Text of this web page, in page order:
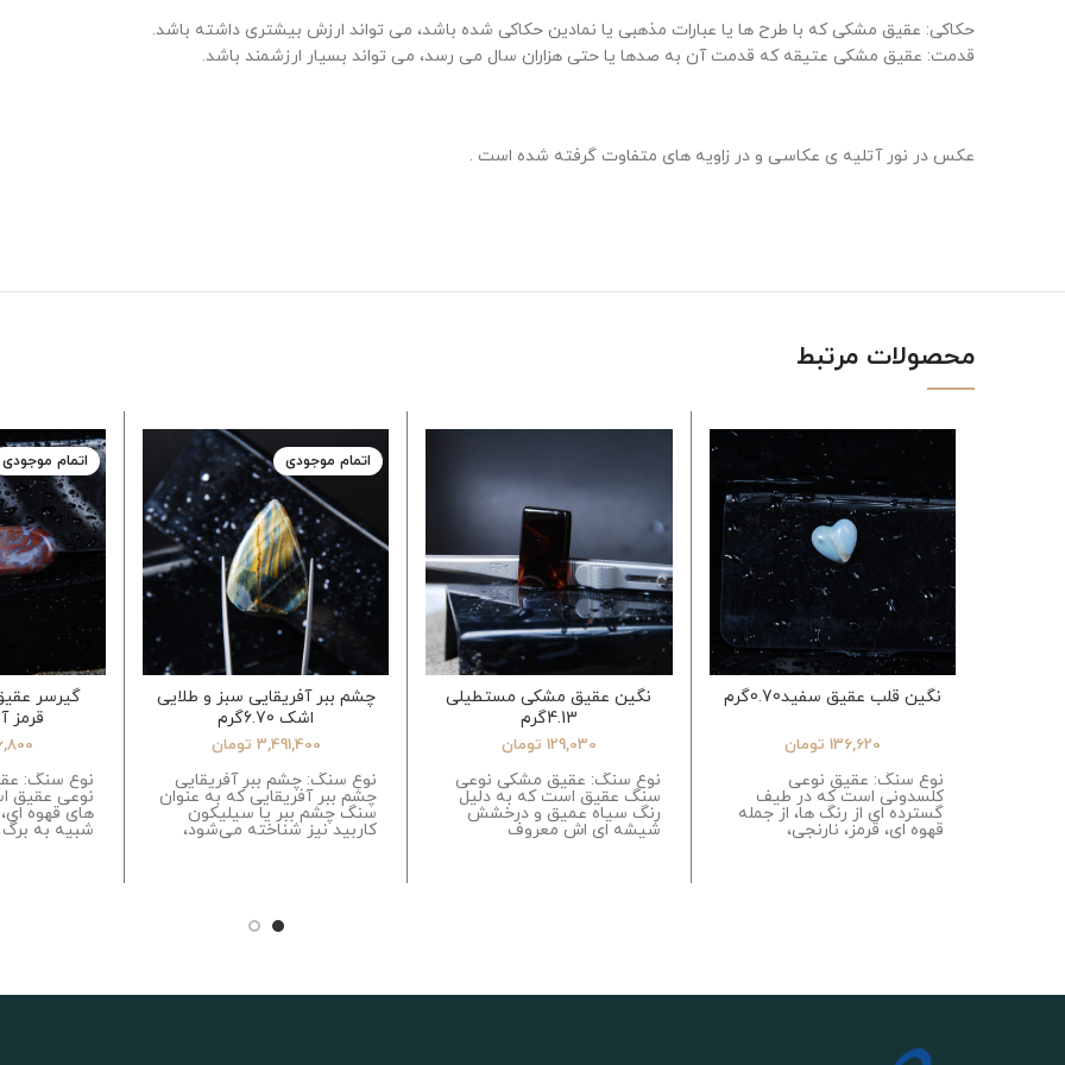
حکاکی: عقیق مشکی که با طرح ها یا عبارات مذهبی یا نمادین حکاکی شده باشد، می تواند ارزش بیشتری داشته باشد.
قدمت: عقیق مشکی عتیقه که قدمت آن به صدها یا حتی هزاران سال می رسد، می تواند بسیار ارزشمند باشد.
عکس در نور آتلیه ی عکاسی و در زاویه های متفاوت گرفته شده است .
محصولات مرتبط
نگین قلب عقیق سفید0.70گرم
136,620 تومان
نوع سنگ: عقیق نوعی
کلسدونی است که در طیف
گسترده ای از رنگ ها، از جمله
قهوه ای، قرمز، نارنجی،
نگین عقیق مشکی مستطیلی
4.13گرم
129,030 تومان
نوع سنگ: عقیق مشکی نوعی
سنگ عقیق است که به دلیل
رنگ سیاه عمیق و درخشش
شیشه ای اش معروف
اتمام موجودی
چشم ببر آفریقایی سبز و طلایی
اشک 6.70گرم
3,491,400 تومان
نوع سنگ: چشم ببر آفریقایی
چشم ببر آفریقایی که به عنوان
سنگ چشم ببر یا سیلیکون
کاربید نیز شناخته می‌شود،
اتمام موجودی
گیرسر
قرمز آبی
نوع سنگ:
نوعی عقیق
های قهوه
شبیه به برگ